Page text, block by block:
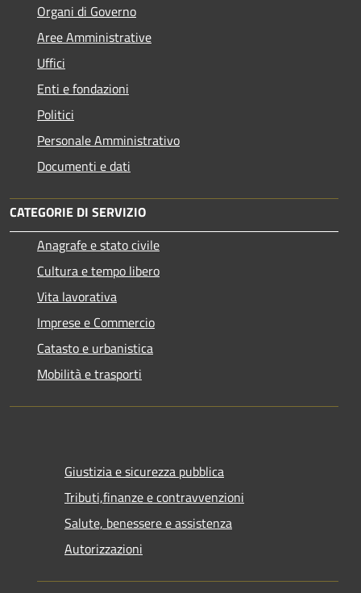
Organi di Governo
Aree Amministrative
Uffici
Enti e fondazioni
Politici
Personale Amministrativo
Documenti e dati
CATEGORIE DI SERVIZIO
Anagrafe e stato civile
Cultura e tempo libero
Vita lavorativa
Imprese e Commercio
Catasto e urbanistica
Mobilità e trasporti
Giustizia e sicurezza pubblica
Tributi,finanze e contravvenzioni
Salute, benessere e assistenza
Autorizzazioni